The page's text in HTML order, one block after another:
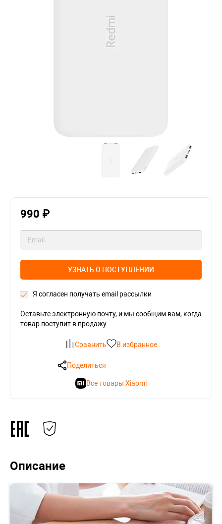
990 ₽
УЗНАТЬ О ПОСТУПЛЕНИИ
Я согласен получать email рассылки
Оставьте электронную почту, и мы сообщим вам, когда
товар поступит в продажу
Сравнить В избранное
Поделиться
Все товары Xiaomi
Описание